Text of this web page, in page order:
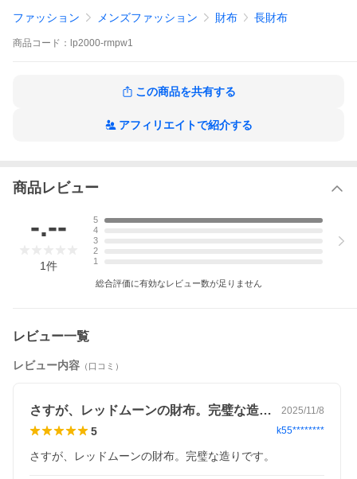
ファッション メンズファッション 財布 長財布
商品 コード： lp2000-rmpw1
この商品を共有する
アフィリエイトで紹介する
商品レビュー
-.--
1件
5
4
3
2
1
総合評価に有効なレビュー数が足りません
レビュー一覧
レビュー内容 （口コミ）
さすが、レッドムーンの財布。完璧な造り… 2025/11/8
5 k55********
さすが、レッドムーンの財布。完璧な造りです。